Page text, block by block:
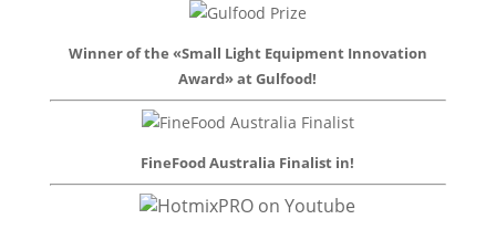
Winner of the «Small Light Equipment Innovation
Award» at Gulfood!
FineFood Australia Finalist in!